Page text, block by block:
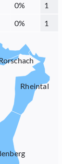
0%
1
0% 1
Rheintal